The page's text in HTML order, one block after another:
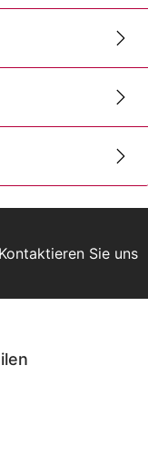
Kontaktieren Sie uns